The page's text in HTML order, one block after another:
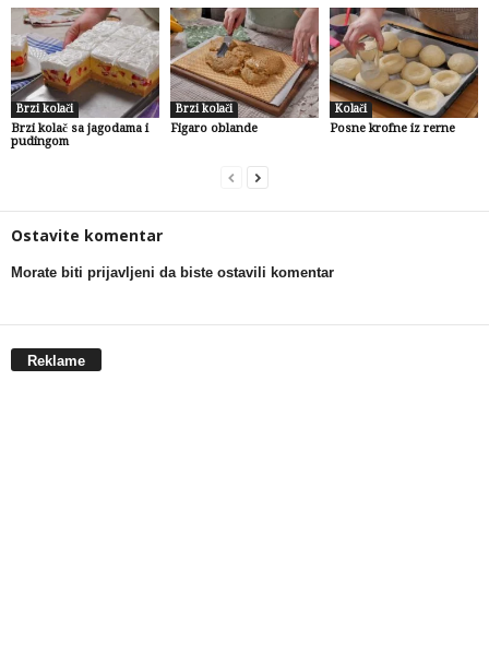
Brzi kolači
Brzi kolač sa jagodama i
pudingom
Brzi kolači
Figaro oblande
Kolači
Posne krofne iz rerne
Ostavite komentar
Morate biti prijavljeni da biste ostavili komentar
Reklame